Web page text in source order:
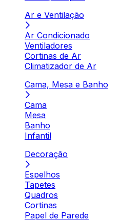
Ar e Ventilação
Ar Condicionado
Ventiladores
Cortinas de Ar
Climatizador de Ar
Cama, Mesa e Banho
Cama
Mesa
Banho
Infantil
Decoração
Espelhos
Tapetes
Quadros
Cortinas
Papel de Parede